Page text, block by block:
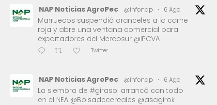
NAP Noticias AgroPec @infonap · 6 Ago
Marruecos suspendió aranceles a la carne
roja y abre una ventana comercial para
exportadores del Mercosur @IPCVA
Twitter
NAP Noticias AgroPec @infonap · 6 Ago
La siembra de #girasol arrancó con todo
en el NEA @Bolsadecereales @asagirok